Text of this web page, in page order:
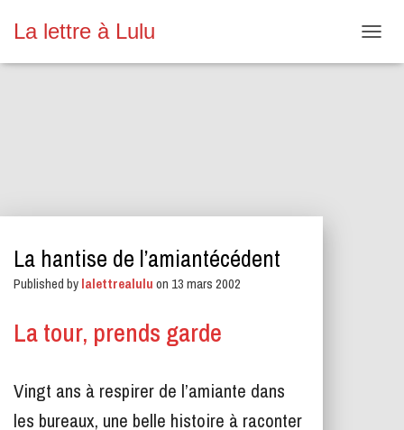
La lettre à Lulu
U
La hantise de l’amiantécédent
Published bylalettrealuluon 13 mars 2002
La tour, prends garde
Vingt ans à respirer de l’amiante dans
les bureaux, une belle histoire à raconter